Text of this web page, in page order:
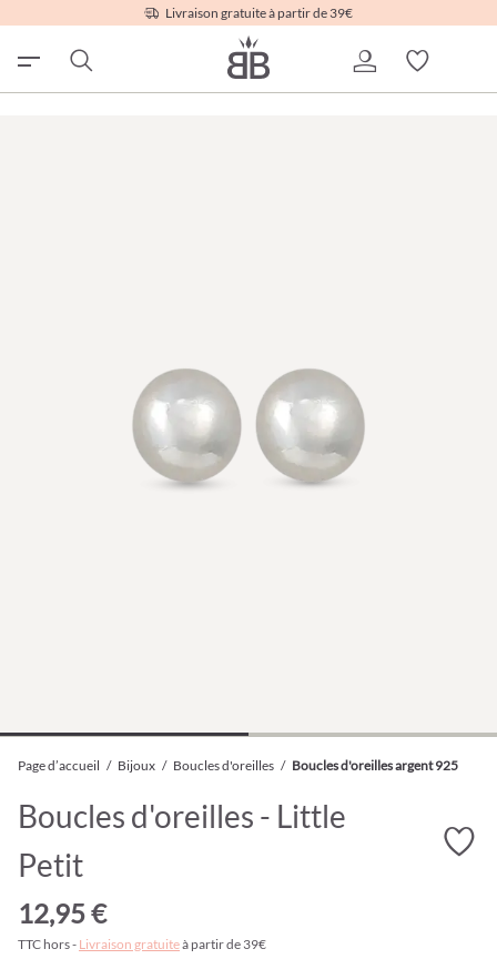
Livraison gratuite à partir de 39€
Page d’accueil / Bijoux / Boucles d'oreilles / Boucles d'oreilles argent 925
Boucles d'oreilles - Little
Petit
12,95 €
TTC hors - Livraison gratuiteà partir de 39€